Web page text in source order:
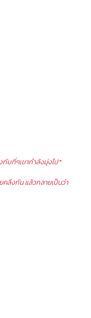
บที่ๆเขากำลังมุ่งไป*
ลึงกัน แล้วกลายเป็นว่า